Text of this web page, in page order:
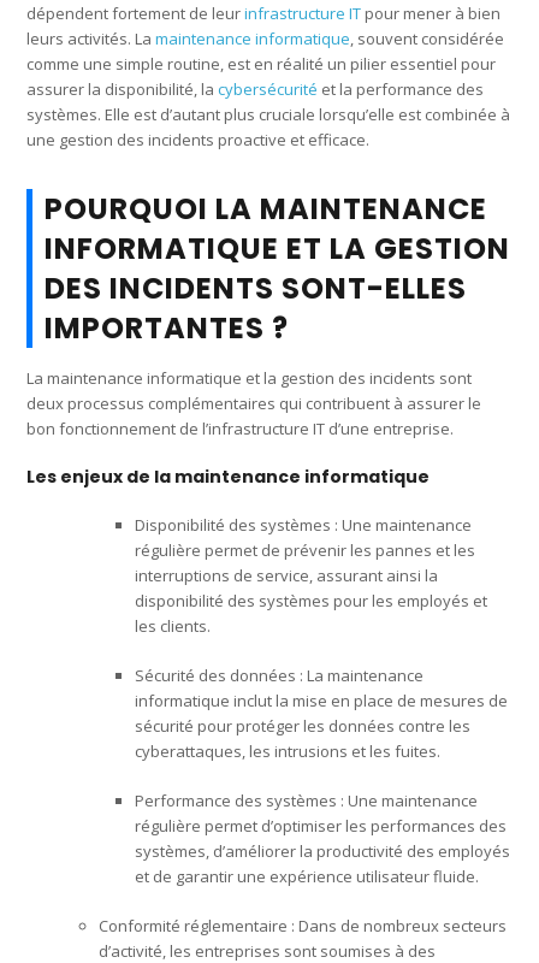
dépendent fortement de leurinfrastructure IT pour mener à bien
leurs activités. Lamaintenance informatique, souvent considérée
comme une simple routine, est en réalité un pilier essentiel pour
assurer la disponibilité, lacybersécurité et la performance des
systèmes. Elle est d’autant plus cruciale lorsqu’elle est combinée à
une gestion des incidents proactive et efficace.
POURQUOI LA MAINTENANCE
INFORMATIQUE ET LA GESTION
DES INCIDENTS SONT-ELLES
IMPORTANTES ?
La maintenance informatique et la gestion des incidents sont
deux processus complémentaires qui contribuent à assurer le
bon fonctionnement de l’infrastructure IT d’une entreprise.
Les enjeux de la maintenance informatique
Disponibilité des systèmes : Une maintenance
régulière permet de prévenir les pannes et les
interruptions de service, assurant ainsi la
disponibilité des systèmes pour les employés et
les clients.
Sécurité des données : La maintenance
informatique inclut la mise en place de mesures de
sécurité pour protéger les données contre les
cyberattaques, les intrusions et les fuites.
Performance des systèmes : Une maintenance
régulière permet d’optimiser les performances des
systèmes, d’améliorer la productivité des employés
et de garantir une expérience utilisateur fluide.
Conformité réglementaire : Dans de nombreux secteurs
d’activité, les entreprises sont soumises à des